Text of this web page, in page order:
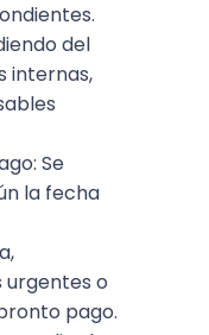
del
internas,
Se
la fecha
o
pago.